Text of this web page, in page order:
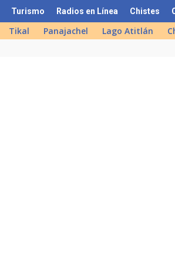
Turismo Radios en Línea Chistes
Tikal Panajachel Lago Atitlán